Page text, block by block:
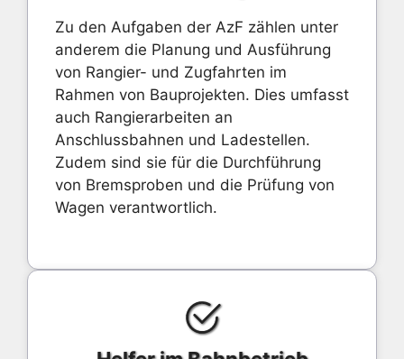
Zu den Aufgaben der AzF zählen unter
anderem die Planung und Ausführung
von Rangier- und Zugfahrten im
Rahmen von Bauprojekten. Dies umfasst
auch Rangierarbeiten an
Anschlussbahnen und Ladestellen.
Zudem sind sie für die Durchführung
von Bremsproben und die Prüfung von
Wagen verantwortlich.